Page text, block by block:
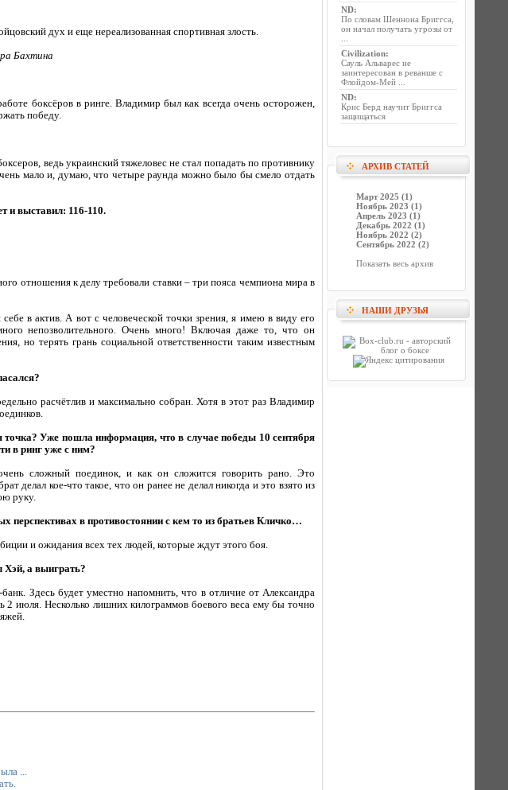
дух и еще нереализованная спортивная злость.
Бахтина
боксёров в ринге. Владимир был как всегда очень осторожен,
победу.
ведь украинский тяжеловес не стал попадать по противнику
мало и, думаю, что четыре раунда можно было бы смело отдать
и выставил: 116-110.
отношения к делу требовали ставки – три пояса чемпиона мира в
в актив. А вот с человеческой точки зрения, я имею в виду его
непозволительного. Очень много! Включая даже то, что он
но терять грань социальной ответственности таким известным
расчётлив и максимально собран. Хотя в этот раз Владимир
Уже пошла информация, что в случае победы 10 сентября
в ринг уже с ним?
сложный поединок, и как он сложится говорить рано. Это
делал кое-что такое, что он ранее не делал никогда и это взято из
руку.
перспективах в противостоянии с кем то из братьев Кличко…
и ожидания всех тех людей, которые ждут этого боя.
Хэй, а выиграть?
Здесь будет уместно напомнить, что в отличие от Александра
2 июля. Несколько лишних килограммов боевого веса ему бы точно
...
ND:
По словам Шеннона Бриггса,
он начал получать угрозы от
Civilization:
Сауль Альварес не
заинтересован в реванше с
Флойдом-Мей ...
ND:
Крис Берд научит Бриггса
защищаться
АРХИВ СТАТЕЙ
Март 2025 (1)
Ноябрь 2023 (1)
Апрель 2023 (1)
Декабрь 2022 (1)
Ноябрь 2022 (2)
Сентябрь 2022 (2)
Показать весь архив
НАШИ ДРУЗЬЯ